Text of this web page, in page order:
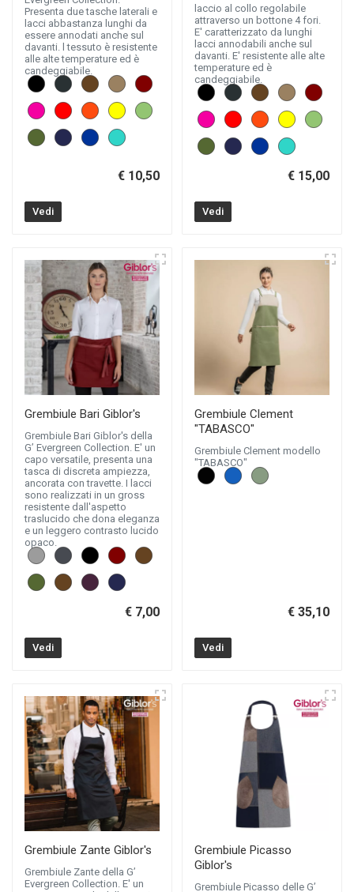
Presenta due tasche laterali e
lacci abbastanza lunghi da
essere annodati anche sul
davanti. l tessuto è resistente
alle alte temperature ed è
candeggiabile.
€ 10,50
Vedi
laccio al collo regolabile
attraverso un bottone 4 fori.
E' caratterizzato da lunghi
lacci annodabili anche sul
davanti. E' resistente alle alte
temperature ed è
candeggiabile.
€ 15,00
Vedi
Grembiule Bari Giblor's
Grembiule Bari Giblor's della
G’ Evergreen Collection. E' un
capo versatile, presenta una
tasca di discreta ampiezza,
ancorata con travette. I lacci
sono realizzati in un gross
resistente dall'aspetto
traslucido che dona eleganza
e un leggero contrasto lucido
opaco.
€ 7,00
Vedi
Grembiule Clement
"TABASCO"
Grembiule Clement modello
"TABASCO"
€ 35,10
Vedi
Grembiule Zante Giblor's
Grembiule Zante della G’
Evergreen Collection. E' un
Grembiule Picasso
Giblor's
Grembiule Picasso delle G’